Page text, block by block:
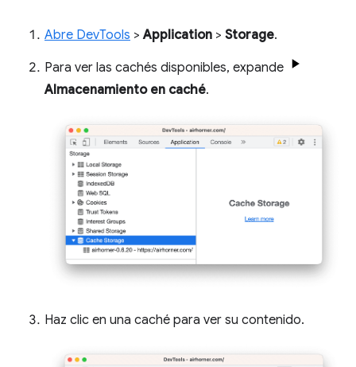
Abre DevTools >Application > Storage.
Para ver las cachés disponibles, expande
Almacenamiento en caché.
Haz clic en una caché para ver su contenido.